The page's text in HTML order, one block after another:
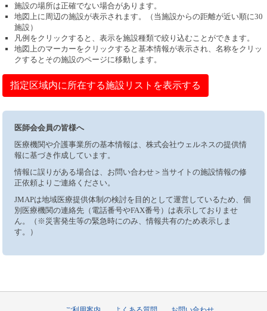
施設の場所は正確でない場合があります。
地図上に周辺の施設が表示されます。（当施設からの距離が近い順に30
施設）
凡例をクリックすると、表示を施設種類で絞り込むことができます。
地図上のマーカーをクリックすると基本情報が表示され、名称をクリッ
クするとその施設のページに移動します。
指定区域内に所在する施設リストを表示する
医師会会員の皆様へ
医療機関や介護事業所の基本情報は、株式会社ウェルネスの提供情
報に基づき作成しています。
情報に誤りがある場合は、お問い合わせ＞当サイトの施設情報の修
正依頼よりご連絡ください。
JMAPは地域医療提供体制の検討を目的として運営しているため、個
別医療機関の連絡先（電話番号やFAX番号）は表示しておりませ
ん。（※災害発生等の緊急時にのみ、情報共有のため表示しま
す。）